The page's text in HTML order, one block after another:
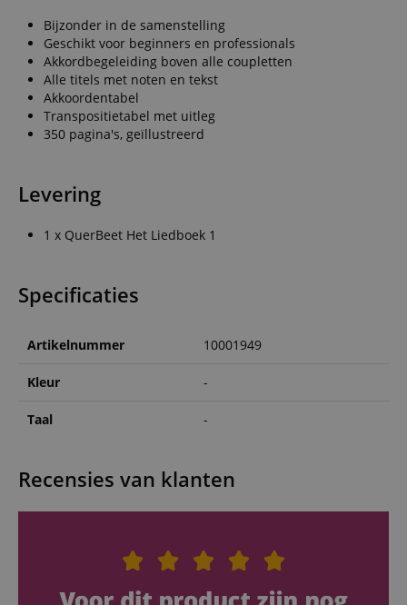
Bijzonder in de samenstelling
Geschikt voor beginners en professionals
Akkordbegeleiding boven alle coupletten
Alle titels met noten en tekst
Akkoordentabel
Transpositietabel met uitleg
350 pagina's, geïllustreerd
Levering
1 x QuerBeet Het Liedboek 1
Specificaties
Artikelnummer 10001949
Kleur -
Taal -
Recensies van klanten